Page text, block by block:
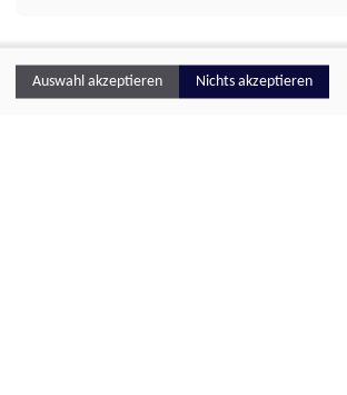
Auswahl akzeptieren Nichts akzeptieren